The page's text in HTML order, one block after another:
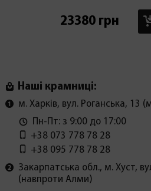
23380 грн
Наші крамниці:
м. Харків, вул. Роганська, 13
Пн-Пт: з 9:00 до 17:00
+38 073 778 78 28
+38 095 778 78 28
Закарпатська обл., м. Хуст,
(навпроти Алми)